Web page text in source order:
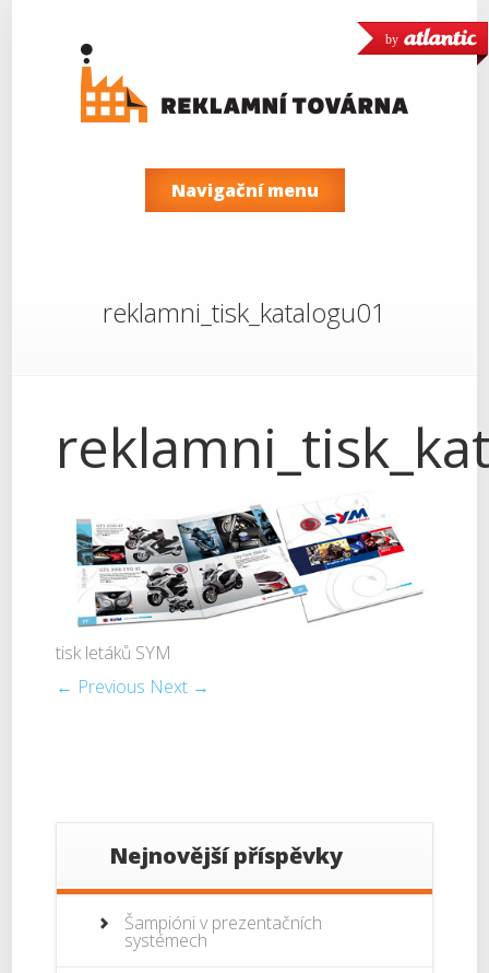
by
Navigační menu
reklamni_tisk_katalogu01
tisk letáků SYM
← Previous Next →
Nejnovější příspěvky
Šampióni v prezentačních
systémech